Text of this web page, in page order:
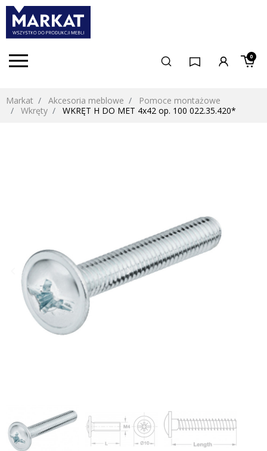
0
Markat Akcesoria meblowe
Pomoce montażowe
Wkręty
WKRĘT H DO MET 4x42 op. 100 022.35.420*
Poprzedni Następny
keyboard_arrow_right